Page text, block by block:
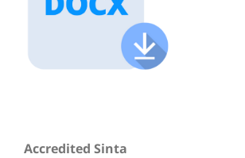
Accredited Sinta